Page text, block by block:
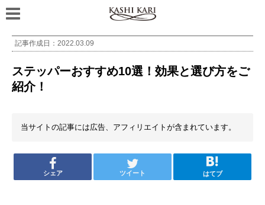
記事作成日： 2022.03.09
ステッパーおすすめ10選！効果と選び方をご
紹介！
当サイトの記事には広告、アフィリエイトが含まれています。
シェア ツイート はてブ